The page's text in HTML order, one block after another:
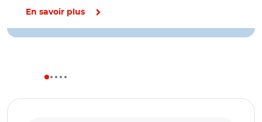
En savoir plus